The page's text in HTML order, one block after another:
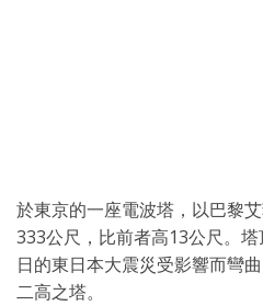
於東京的一座電波塔，以巴黎
333公尺，比前者高13公尺。
日的東日本大震災受影響而彎
二高之塔。